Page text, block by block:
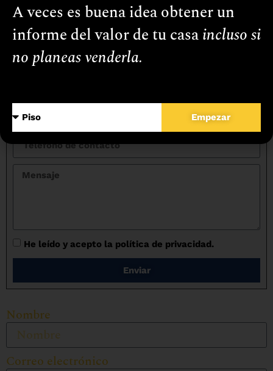
Diego Calvelo
He leído y acepto la política de privacidad.
Enviar
Nombre
Correo electrónico
A veces es buena idea obtener un
informe del valor de tu casaincluso si
no planeas venderla.
Empezar